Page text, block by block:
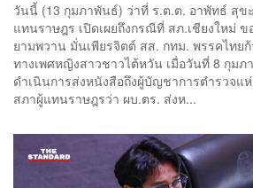
วันนี้ (13 กุมภาพันธ์) ว่าที่ ร.ต.ต. อาพัทธ์ สุข
แทนราษฎร เปิดเผยถึงกรณีที่ สภ.เชียงใหม่
ยามพวาน มั่นเพียรจิตต์ สส. กทม. พรรคไทย
ทางเพศหญิงสาวชาวไต้หวัน เมื่อวันที่ 8 กุม
ดำเนินการส่งหนังสือถึงผู้บัญชาการตำรวจแ
สภาผู้แทนราษฎรว่า ผบ.ตร. ส่งห...